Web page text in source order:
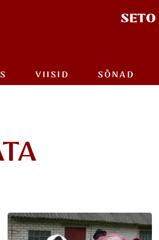
SETO
VIISID SÕNAD